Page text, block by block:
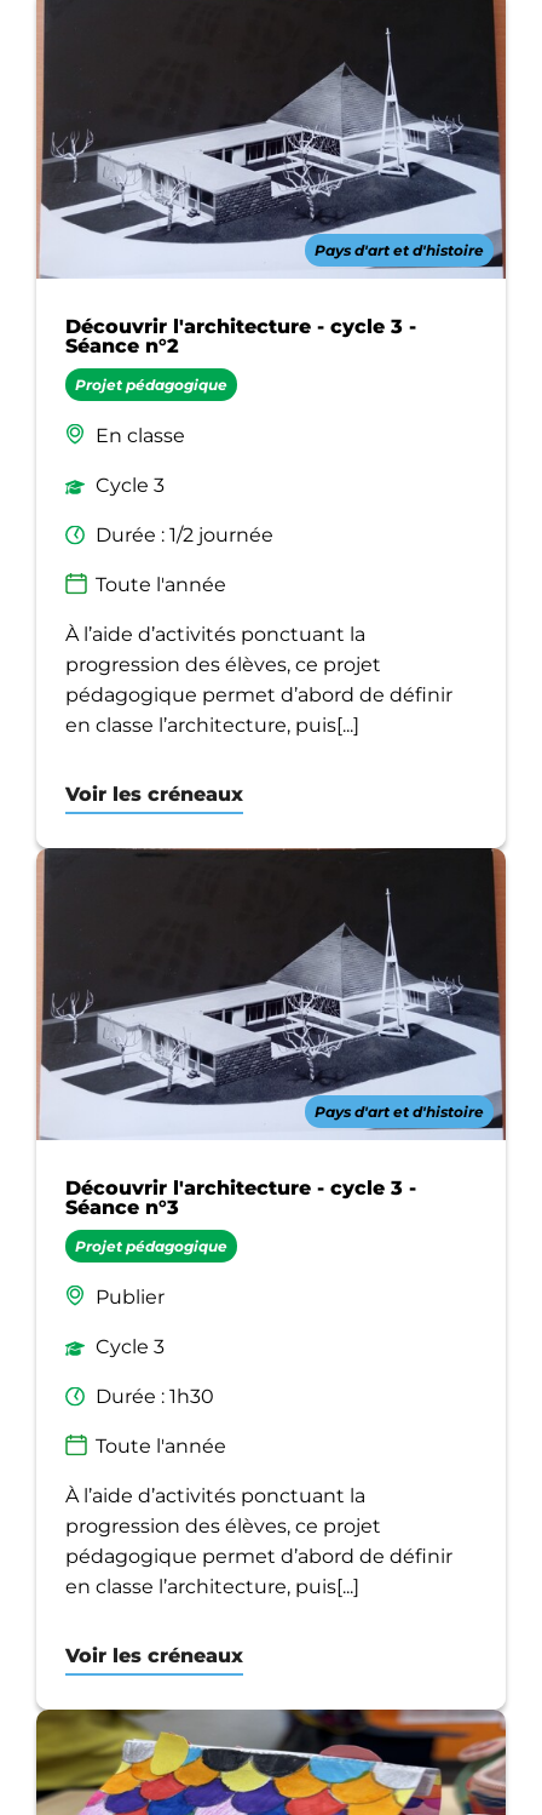
Découvrir l'architecture - cycle 3 -
Séance n°2
Projet pédagogique
En classe
Cycle 3
Durée : 1/2 journée
Toute l'année
À l’aide d’activités ponctuant la
progression des élèves, ce projet
pédagogique permet d’abord de définir
en classe l’architecture, puis[...]
Voir les créneaux
Pays d'art et d'histoire
Découvrir l'architecture - cycle 3 -
Séance n°3
Projet pédagogique
Publier
Cycle 3
Durée : 1h30
Toute l'année
À l’aide d’activités ponctuant la
progression des élèves, ce projet
pédagogique permet d’abord de définir
en classe l’architecture, puis[...]
Voir les créneaux
Pays d'art et d'histoire